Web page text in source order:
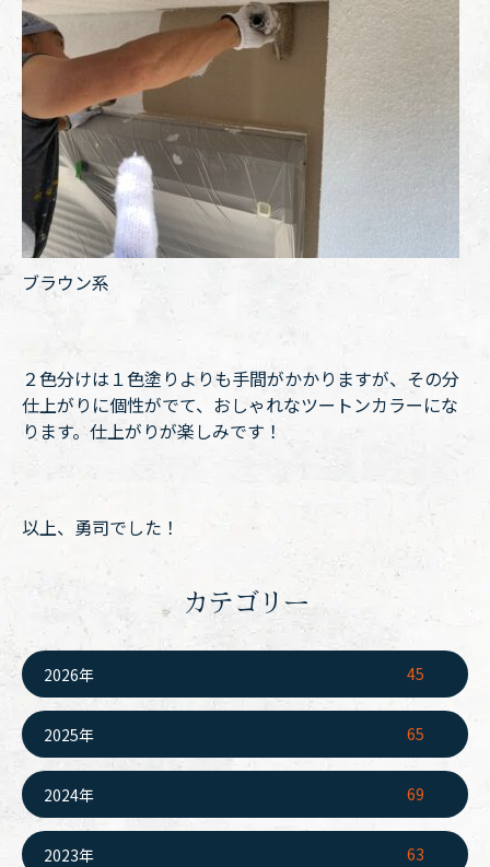
ブラウン系
２色分けは１色塗りよりも手間がかかりますが、その分
仕上がりに個性がでて、おしゃれなツートンカラーにな
ります。仕上がりが楽しみです！
以上、勇司でした！
カテゴリー
2026年 45
2025年 65
2024年 69
2023年 63